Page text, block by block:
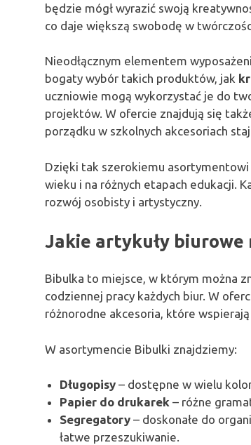
będzie mógł wyrazić swoją
co daje większą swobodę w
Nieodłącznym elementem
bogaty wybór takich produktów, jak
uczniowie mogą wykorzystać je do
projektów. W ofercie znajdują się
porządku w szkolnych akcesoriach
Dzięki tak szerokiemu
wieku i na różnych etapach edukacji.
rozwój osobisty i artystyczny.
Jakie artykuły biurowe
Bibulka to miejsce, w którym można
codziennej pracy każdych biur. W
różnorodne akcesoria, które
W asortymencie Bibulki znajdziemy:
Długopisy – dostępne w wielu
Papier do drukarek – różne
Segregatory – doskonałe do
łatwe przeszukiwanie.